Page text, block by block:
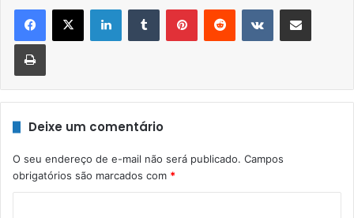
LinkedinTumblr PinterestReddit VK Compartilhar via e-mail
Imprimir
Deixe um comentário
O seu endereço de e-mail não será publicado. Campos
obrigatórios são marcados com *